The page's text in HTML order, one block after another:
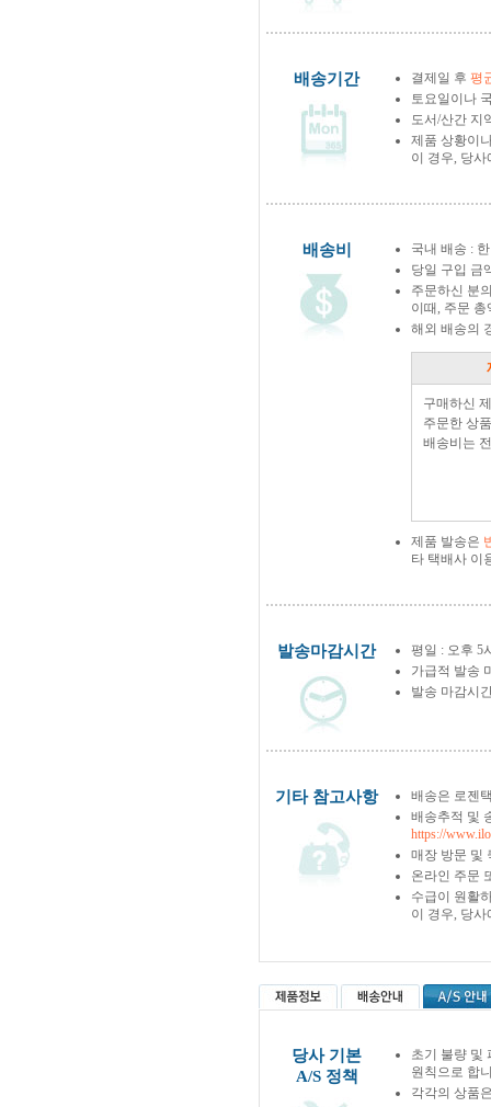
배송기간 결제일 후 평
토요일이나
도서/산간 지
제품 상황이
이 경우, 당
배송비
국내 배송 :
당일 구입 금
주문하신 분
이때, 주문
해외 배송의
구매하신
주문한 상
배송비는
제품 발송은
타 택배사 이
발송마감시간
평일 : 오후 5
가급적 발송
발송 마감시
기타 참고사항
배송은 로젠
배송추적 및
https://
매장 방문 및
온라인 주문
수급이 원활
이 경우, 당
당사 기본
A/S 정책
초기 불량 및
원칙으로 합
각각의 상품